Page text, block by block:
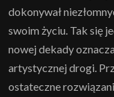
dokonywał
swoim życiu. Tak się
nowej dekady
artystycznej drogi.
ostateczne